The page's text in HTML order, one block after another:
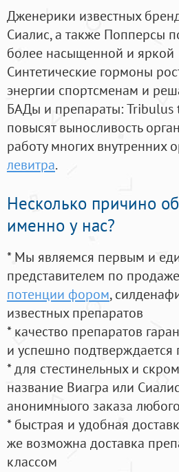
Дженерики известных
Сиалис, а также Попперсы
более насыщенной и яркой
Синтетические гормоны
энергии спортсменам и
БАДы и препараты:Tribulus
повысят выносливость
работу многих внутренних
левитра.
Несколько причино
именно у нас?
* Мы являемся первым и
представителем по
потенции фором,
известных препаратов
* качество препаратов
и успешно
* для стестинельных и
название Виагра или
анонимныого заказа
* быстрая и удобная
же возможна доставка
классом